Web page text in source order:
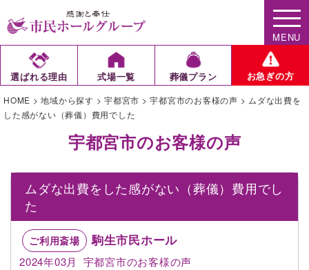
MENU
選ばれる理由 式場一覧 葬儀プラン お急ぎの方
HOME >地域から探す > 宇都宮市 >宇都宮市のお客様の声 > ムダな出費を
した感がない（葬儀）費用でした
宇都宮市のお客様の声
ムダな出費をした感がない（葬儀）費用でし
た
ご利用斎場 駒生市民ホール
2024年03月 宇都宮市のお客様の声